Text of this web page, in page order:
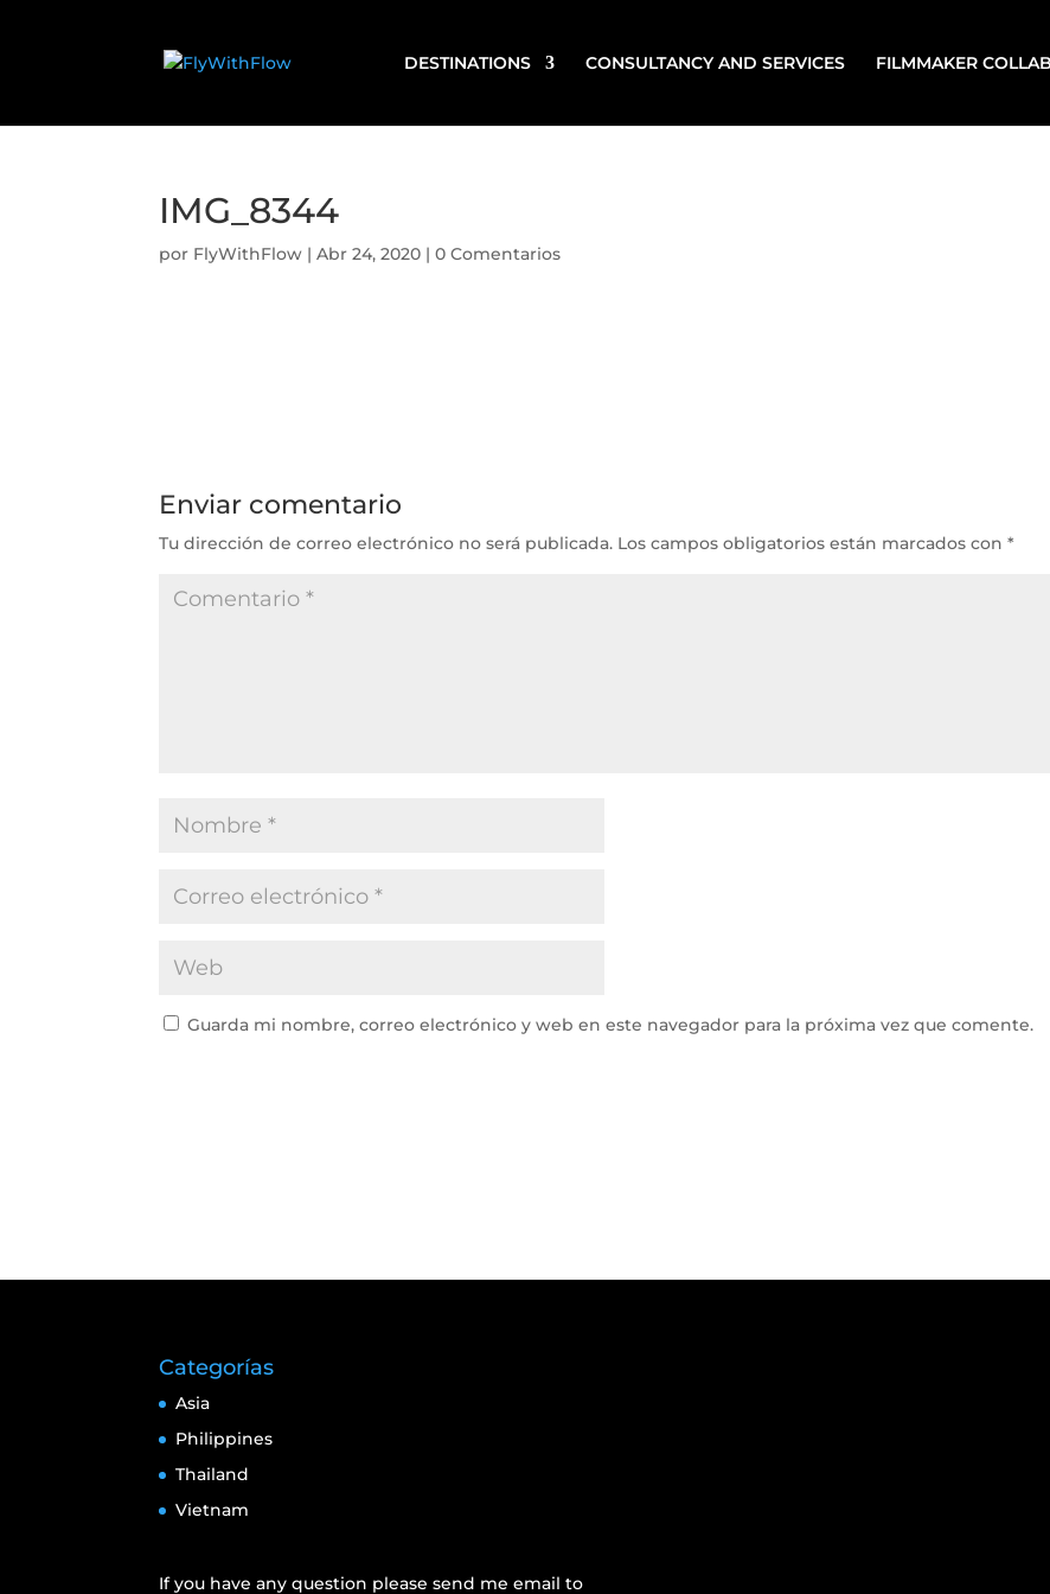
DESTINATIONS CONSULTANCY AND SERVICES FILMMAKER
IMG_8344
por FlyWithFlow |Abr 24, 2020 |0 Comentarios
Enviar comentario
Tu dirección de correo electrónico no será publicada. Los campos obligatorios están marcados con*
Guarda mi nombre, correo electrónico y web en este navegador para la próxima vez que comente.
Categorías
Asia
Philippines
Thailand
Vietnam
If you have any question please send me email to